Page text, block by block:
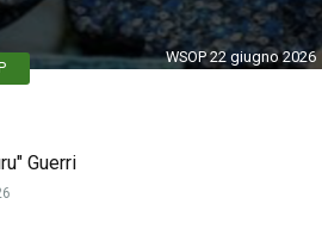
WSOP 22 giugno 2026
Guerri